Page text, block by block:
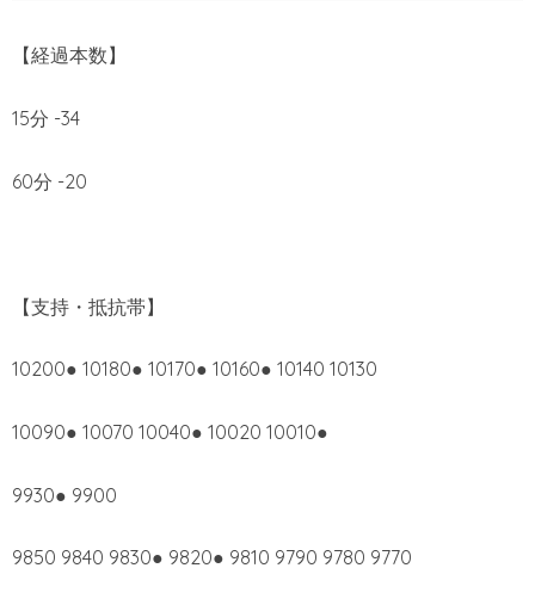
【経過本数】
15分 -34
60分 -20
【支持・抵抗帯】
10200● 10180● 10170● 10160● 10140 10130
10090● 10070 10040● 10020 10010●
9930● 9900
9850 9840 9830● 9820● 9810 9790 9780 9770